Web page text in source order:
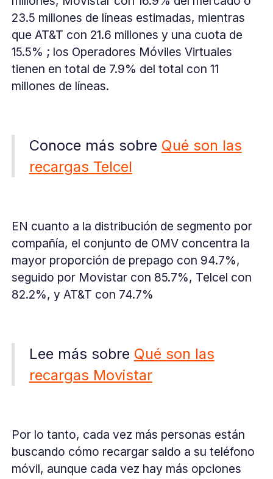
23.5 millones de líneas estimadas, mientras
que AT&T con 21.6 millones y una cuota de
15.5% ; los Operadores Móviles Virtuales
tienen en total de 7.9% del total con 11
millones de líneas.
Conoce más sobre Qué son las
recargas Telcel
EN cuanto a la distribución de segmento por
compañía, el conjunto de OMV concentra la
mayor proporción de prepago con 94.7%,
seguido por Movistar con 85.7%, Telcel con
82.2%, y AT&T con 74.7%
Lee más sobre Qué son las
recargas Movistar
Por lo tanto, cada vez más personas están
buscando cómo recargar saldo a su teléfono
móvil, aunque cada vez hay más opciones